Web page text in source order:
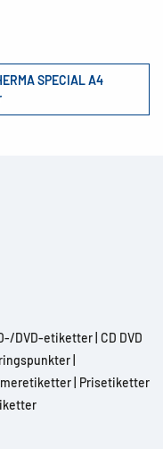
SPECIAL A4
DVD-etiketter CD DVD
Prisetiketter